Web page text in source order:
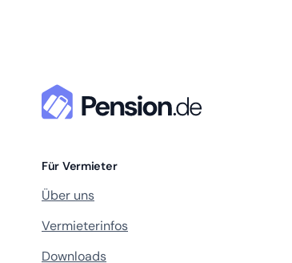
Für Vermieter
Über uns
Vermieterinfos
Downloads